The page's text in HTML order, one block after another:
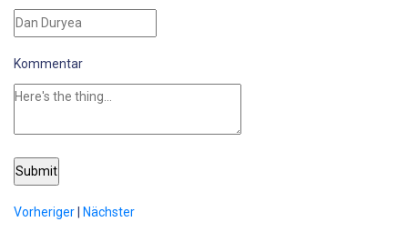
Kommentar
Submit
Vorheriger Nächster